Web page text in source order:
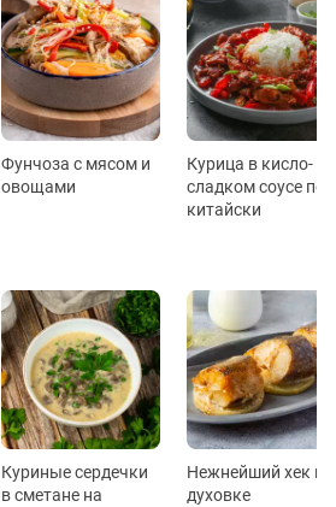
Фунчоза с мясом и
овощами
Курица в кисло-
сладком соусе по-
китайски
Куриные сердечки
в сметане на
Нежнейший хек в
духовке